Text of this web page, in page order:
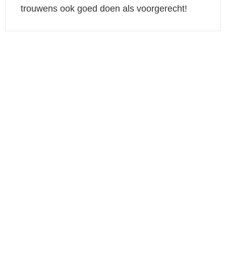
trouwens ook goed doen als voorgerecht!